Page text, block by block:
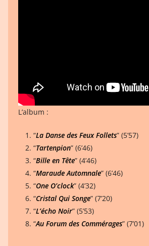
L’album :
“La Danse des Feux Follets” (5’57)
“Tartenpion” (6’46)
“Bille en Tête” (4’46)
“Maraude Automnale” (6’46)
“One O’clock” (4’32)
“Cristal Qui Songe” (7’20)
“L’écho Noir” (5’53)
“Au Forum des Commérages” (7’01)